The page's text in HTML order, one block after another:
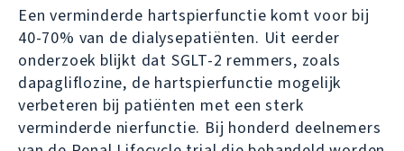
Een verminderde hartspierfunctie komt voor bij
40-70% van de dialysepatiënten. Uit eerder
onderzoek blijkt dat SGLT-2 remmers, zoals
dapagliflozine, de hartspierfunctie mogelijk
verbeteren bij patiënten met een sterk
verminderde nierfunctie. Bij honderd deelnemers